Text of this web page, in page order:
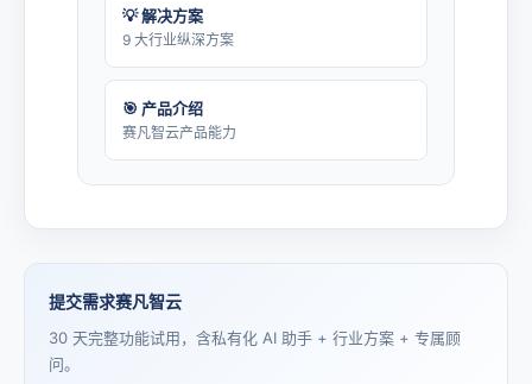
💡 解决方案
9 大行业纵深方案
🎯 产品介绍
赛凡智云产品能力
提交需求赛凡智云
30 天完整功能试用，含私有化 AI 助手 + 行业方案 + 专属顾
问。